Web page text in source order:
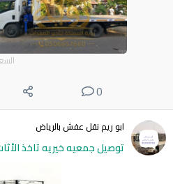
0
ابو ريم نقل عفش بالرياض
توصيل جمعيه خيريه تاخذ الأثاث